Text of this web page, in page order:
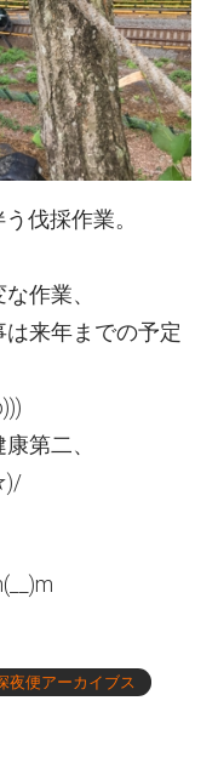
伐採作業。
作業、
来年までの予定
第二、
夜便アーカイブス